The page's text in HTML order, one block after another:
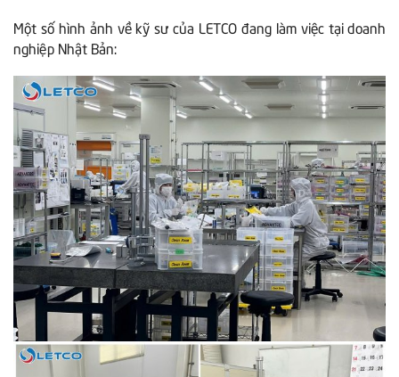
Một số hình ảnh về kỹ sư của LETCO đang làm việc tại doanh
nghiệp Nhật Bản: